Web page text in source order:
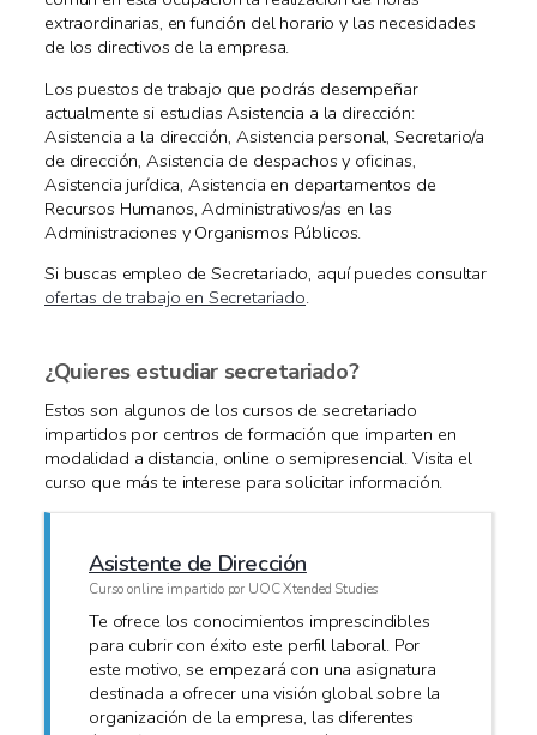
extraordinarias, en función del horario y las necesidades
de los directivos de la empresa.
Los puestos de trabajo que podrás desempeñar
actualmente si estudias Asistencia a la dirección:
Asistencia a la dirección, Asistencia personal, Secretario/a
de dirección, Asistencia de despachos y oficinas,
Asistencia jurídica, Asistencia en departamentos de
Recursos Humanos, Administrativos/as en las
Administraciones y Organismos Públicos.
Si buscas empleo de Secretariado, aquí puedes consultar
ofertas de trabajo en Secretariado.
¿Quieres estudiar secretariado?
Estos son algunos de los cursos de secretariado
impartidos por centros de formación que imparten en
modalidad a distancia, online o semipresencial. Visita el
curso que más te interese para solicitar información.
Asistente de Dirección
Curso online impartido por UOC Xtended Studies
Te ofrece los conocimientos imprescindibles
para cubrir con éxito este perfil laboral. Por
este motivo, se empezará con una asignatura
destinada a ofrecer una visión global sobre la
organización de la empresa, las diferentes